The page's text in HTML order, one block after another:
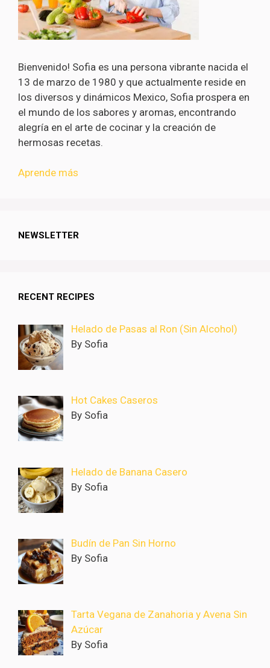
Bienvenido! Sofia es una persona vibrante nacida el
13 de marzo de 1980 y que actualmente reside en
los diversos y dinámicos Mexico, Sofia prospera en
el mundo de los sabores y aromas, encontrando
alegría en el arte de cocinar y la creación de
hermosas recetas.
Aprende más
NEWSLETTER
RECENT RECIPES
Helado de Pasas al Ron (Sin Alcohol)
By Sofia
Hot Cakes Caseros
By Sofia
Helado de Banana Casero
By Sofia
Budín de Pan Sin Horno
By Sofia
Tarta Vegana de Zanahoria y Avena Sin
Azúcar
By Sofia